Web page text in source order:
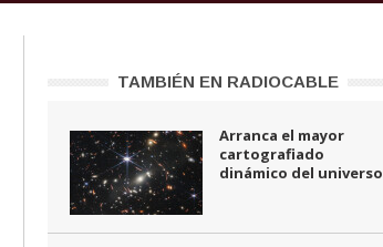
TAMBIÉN EN RADIOCABLE
Arranca el mayor
cartografiado
dinámico del universo